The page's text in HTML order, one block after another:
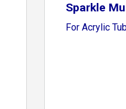
Sparkle
For Acrylic